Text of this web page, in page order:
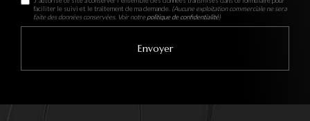
faciliter le suivi et le traitement de ma demande. (Aucune exploitation commerciale ne sera
faite des données conservées. Voir notrepolitique de confidentialité)